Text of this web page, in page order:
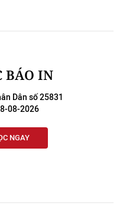
BÁO IN
Dân số 25831
08-2026
NGAY